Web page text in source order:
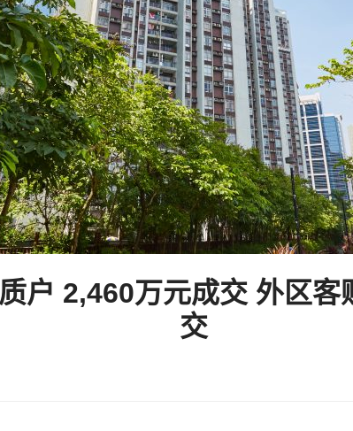
户 2,460万元成交 外区
交